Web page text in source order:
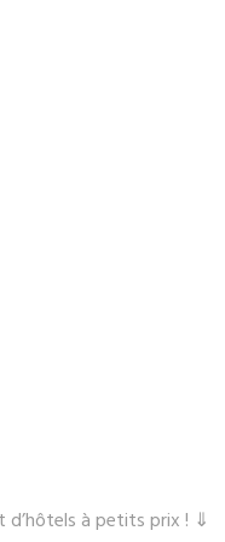
à petits prix ! ⇓